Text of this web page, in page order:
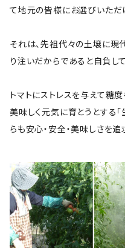
て地元の皆様にお選びいただ
それは、先祖代々の土壌に現
り注いだからであると自負して
トマトにストレスを与えて糖
美味しく元気に育とうとする
らも安心・安全・美味しさを追